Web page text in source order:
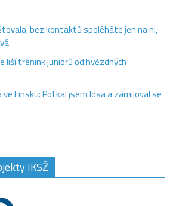
bez kontaktů spoléháte jen na ni,
liší trénink juniorů od hvězdných
Finsku: Potkal jsem losa a zamiloval se
IKSŽ